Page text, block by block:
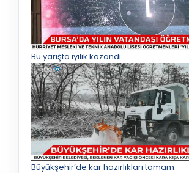
Bu yarışta iyilik kazandı
Büyükşehir’de kar hazırlıkları tamam